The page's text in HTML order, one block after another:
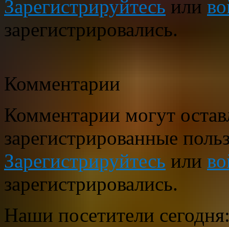
Зарегистрируйтесь или
зарегистрировались.
Комментарии
Комментарии могут
зарегистрированные
Зарегистрируйтесь или
зарегистрировались.
Наши посетители